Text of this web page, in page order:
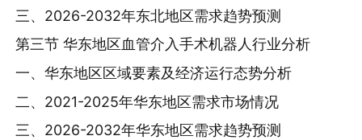
三、2026-2032年东北地区需求趋势预测
第三节 华东地区血管介入手术机器人行业分析
一、华东地区区域要素及经济运行态势分析
二、2021-2025年华东地区需求市场情况
三、2026-2032年华东地区需求趋势预测